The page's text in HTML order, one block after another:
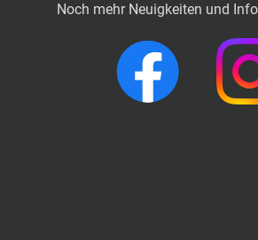
Noch mehr Neuigkeiten und